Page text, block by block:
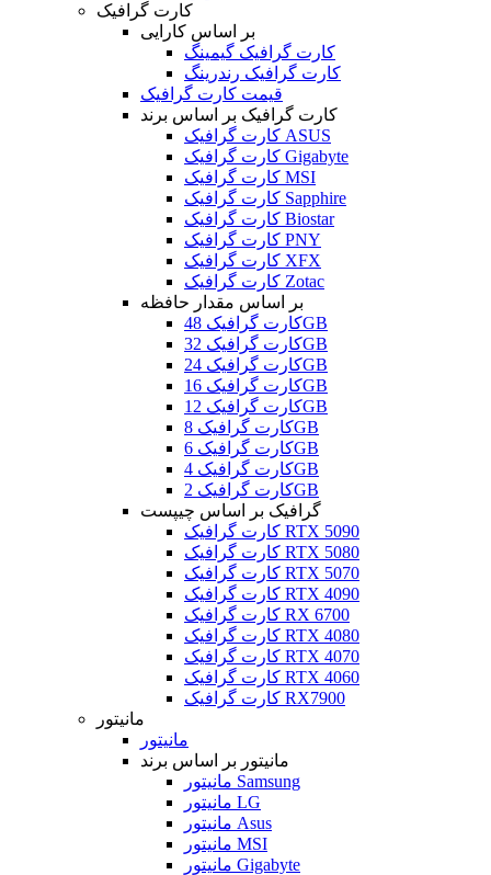
کارت گرافیک
بر اساس کارایی
کارت گرافیک گیمینگ
کارت گرافیک رندرینگ
قیمت کارت گرافیک
کارت گرافیک بر اساس برند
کارت گرافیک ASUS
کارت گرافیک Gigabyte
کارت گرافیک MSI
کارت گرافیک Sapphire
کارت گرافیک Biostar
کارت گرافیک PNY
کارت گرافیک XFX
کارت گرافیک Zotac
بر اساس مقدار حافظه
کارت گرافیک 48GB
کارت گرافیک 32GB
کارت گرافیک 24GB
کارت گرافیک 16GB
کارت گرافیک 12GB
کارت گرافیک 8GB
کارت گرافیک 6GB
کارت گرافیک 4GB
کارت گرافیک 2GB
گرافیک بر اساس چیپست
کارت گرافیک RTX 5090
کارت گرافیک RTX 5080
کارت گرافیک RTX 5070
کارت گرافیک RTX 4090
کارت گرافیک RX 6700
کارت گرافیک RTX 4080
کارت گرافیک RTX 4070
کارت گرافیک RTX 4060
کارت گرافیک RX7900
مانیتور
مانیتور
مانیتور بر اساس برند
مانیتور Samsung
مانیتور LG
مانیتور Asus
مانیتور MSI
مانیتور Gigabyte